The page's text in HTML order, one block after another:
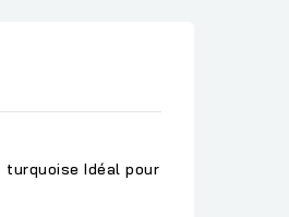
Idéal pour